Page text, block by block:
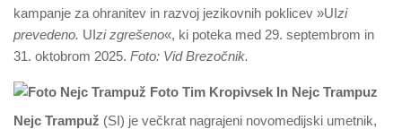
kampanje za ohranitev in razvoj jezikovnih poklicev »UI zi
prevedeno. UI zi zgrešeno«, ki poteka med 29. septembrom in
31. oktobrom 2025. Foto: Vid Brezočnik.
Nejc Trampuž (SI) je večkrat nagrajeni novomedijski umetnik,